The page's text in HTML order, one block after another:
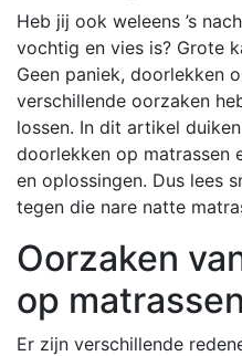
Heb jij ook weleens ’s
vochtig en vies is? Grote
Geen paniek, doorlekken
verschillende oorzaken
lossen. In dit artikel
doorlekken op matrassen
en oplossingen. Dus lees
tegen die nare natte
Oorzaken
op matrassen
Er zijn verschillende